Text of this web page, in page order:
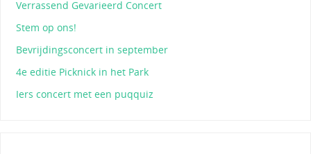
Verrassend Gevarieerd Concert
Stem op ons!
Bevrijdingsconcert in september
4e editie Picknick in het Park
Iers concert met een puqquiz